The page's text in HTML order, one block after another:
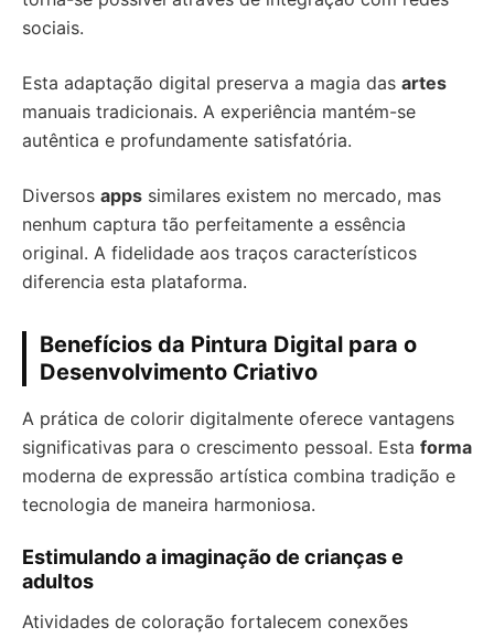
sociais.
Esta adaptação digital preserva a magia das artes
manuais tradicionais. A experiência mantém-se
autêntica e profundamente satisfatória.
Diversos apps similares existem no mercado, mas
nenhum captura tão perfeitamente a essência
original. A fidelidade aos traços característicos
diferencia esta plataforma.
Benefícios da Pintura Digital para o
Desenvolvimento Criativo
A prática de colorir digitalmente oferece vantagens
significativas para o crescimento pessoal. Esta forma
moderna de expressão artística combina tradição e
tecnologia de maneira harmoniosa.
Estimulando a imaginação de crianças e
adultos
Atividades de coloração fortalecem conexões